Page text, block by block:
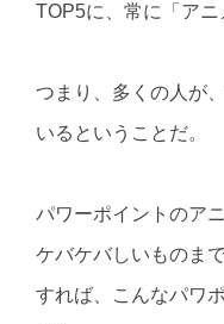
TOP5に、常に「アニ
つまり、多くの人が
いるということだ。
パワーポイントのア
ケバケバしいものま
すれば、こんなパワ